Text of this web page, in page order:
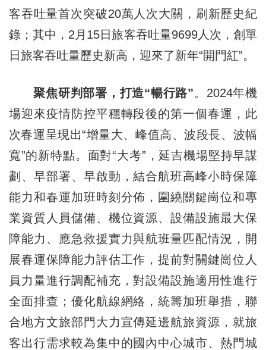
客吞吐量首次突破20萬人次大關，刷新歷史紀
錄；其中，2月15日旅客吞吐量9699人次，創單
日旅客吞吐量歷史新高，迎來了新年“開門紅”。
聚焦研判部署，打造“暢行路”。2024年機
場迎來疫情防控平穩轉段後的第一個春運，此
次春運呈現出“增量大、峰值高、波段長、波幅
寬”的新特點。面對“大考”，延吉機場堅持早謀
劃、早部署、早啟動，結合航班高峰小時保障
能力和春運加班時刻分佈，圍繞關鍵崗位和專
業資質人員儲備、機位資源、設備設施最大保
障能力、應急救援實力與航班量匹配情況，開
展春運保障能力評估工作，提前對關鍵崗位人
員力量進行調配補充，對設備設施適用性進行
全面排查；優化航線網絡，統籌加班舉措，聯
合地方文旅部門大力宣傳延邊航旅資源，就旅
客出行需求較為集中的國內中心城市、熱門城